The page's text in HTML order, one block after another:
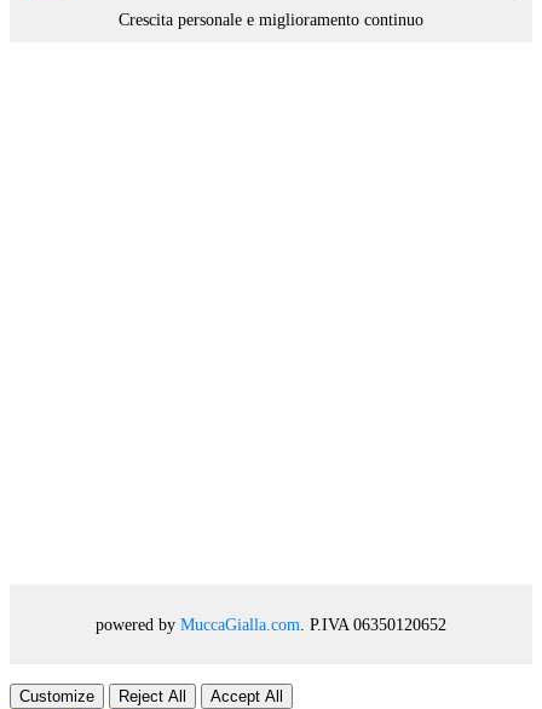
Crescita personale e miglioramento continuo
powered by MuccaGialla.com . P.IVA 06350120652
Customize Reject All Accept All